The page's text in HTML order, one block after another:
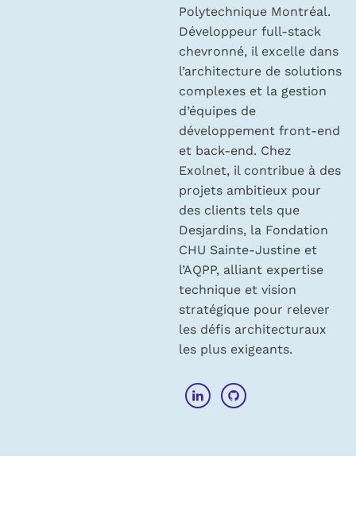
Polytechnique Montréal.
Développeur full-stack
chevronné, il excelle dans
l’architecture de solutions
complexes et la gestion
d’équipes de
développement front-end
et back-end. Chez
Exolnet, il contribue à des
projets ambitieux pour
des clients tels que
Desjardins, la Fondation
CHU Sainte-Justine et
l’AQPP, alliant expertise
technique et vision
stratégique pour relever
les défis architecturaux
les plus exigeants.